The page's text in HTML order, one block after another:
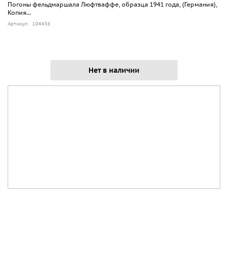
Погоны фельдмаршала Люфтваффе, образца 1941 года, (Германия),
Копия...
Артикул: 104436
Нет в наличии